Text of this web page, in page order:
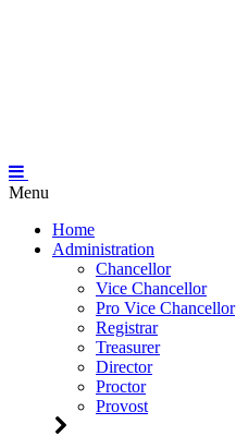
Menu
Home
Administration
Chancellor
Vice Chancellor
Pro Vice Chancellor
Registrar
Treasurer
Director
Proctor
Provost